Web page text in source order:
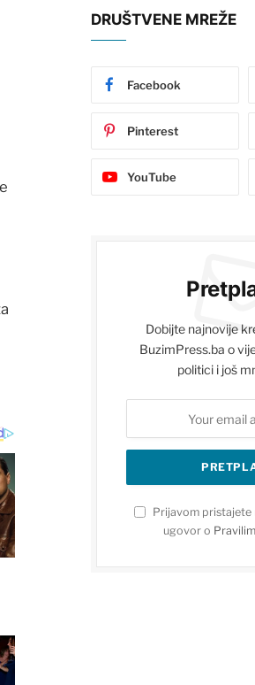
DRUŠTVENE MREŽE
Facebook
Pinterest
YouTube
Dobijte najnovije
BuzimPress.ba o
politici i još
Prijavom pristajete
ugovor o